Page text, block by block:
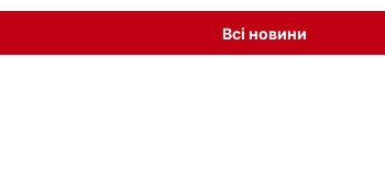
Всі новини